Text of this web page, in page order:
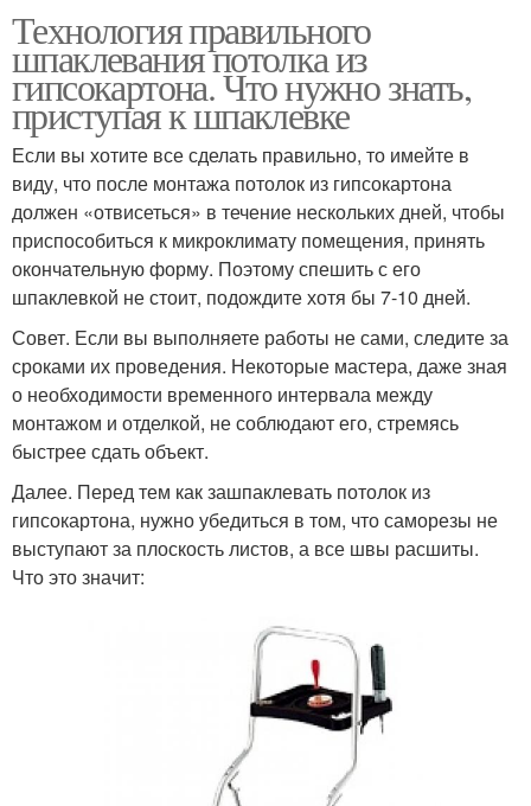
Технология правильного
шпаклевания потолка из
гипсокартона. Что нужно знать,
приступая к шпаклевке
Если вы хотите все сделать правильно, то имейте в
виду, что после монтажа потолок из гипсокартона
должен «отвисеться» в течение нескольких дней, чтобы
приспособиться к микроклимату помещения, принять
окончательную форму. Поэтому спешить с его
шпаклевкой не стоит, подождите хотя бы 7-10 дней.
Совет. Если вы выполняете работы не сами, следите за
сроками их проведения. Некоторые мастера, даже зная
о необходимости временного интервала между
монтажом и отделкой, не соблюдают его, стремясь
быстрее сдать объект.
Далее. Перед тем как зашпаклевать потолок из
гипсокартона, нужно убедиться в том, что саморезы не
выступают за плоскость листов, а все швы расшиты.
Что это значит: